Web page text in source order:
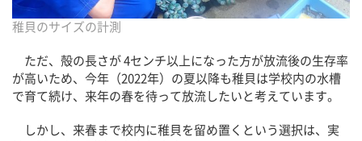
稚貝のサイズの計測
ただ、殻の長さが 4センチ以上になった方が放流後の生存率
が高いため、今年（2022年）の夏以降も稚貝は学校内の水槽
で育て続け、来年の春を待って放流したいと考えています。
しかし、来春まで校内に稚貝を留め置くという選択は、実